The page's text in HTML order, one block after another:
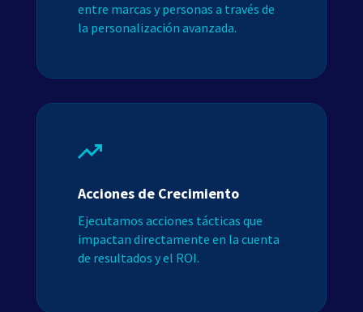
entre marcas y personas a través de
la personalización avanzada.
Acciones de Crecimiento
Ejecutamos acciones tácticas que
impactan directamente en la cuenta
de resultados y el ROI.